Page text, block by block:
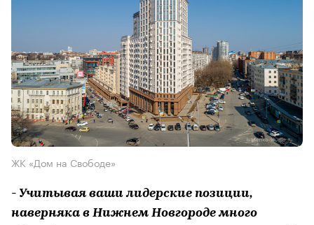
ЖК «Дом на Свободе»
- Учитывая ваши лидерские позиции,
наверняка в Нижнем Новгороде много